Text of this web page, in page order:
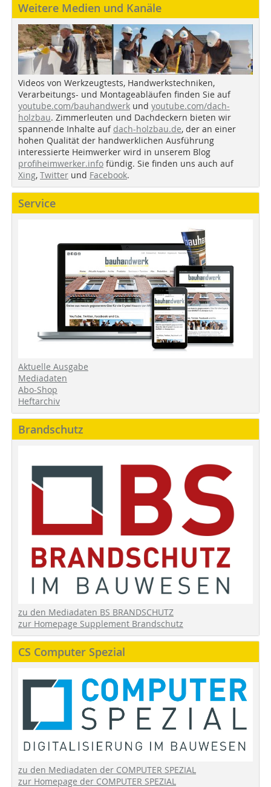
Weitere Medien und Kanäle
Videos von Werkzeugtests, Handwerkstechniken,
Verarbeitungs- und Montageabläufen finden Sie auf
youtube.com/bauhandwerk und youtube.com/dach-
holzbau. Zimmerleuten und Dachdeckern bieten wir
spannende Inhalte auf dach-holzbau.de, der an einer
hohen Qualität der handwerklichen Ausführung
interessierte Heimwerker wird in unserem Blog
profiheimwerker.info fündig. Sie finden uns auch auf
Xing, Twitter und Facebook.
Service
Aktuelle Ausgabe
Mediadaten
Abo-Shop
Heftarchiv
Brandschutz
zu den Mediadaten BS BRANDSCHUTZ
zur Homepage Supplement Brandschutz
CS Computer Spezial
zu den Mediadaten der COMPUTER SPEZIAL
zur Homepage der COMPUTER SPEZIAL